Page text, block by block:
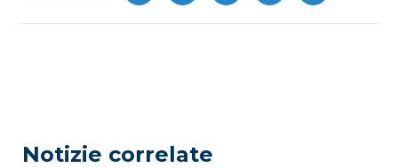
Notizie correlate